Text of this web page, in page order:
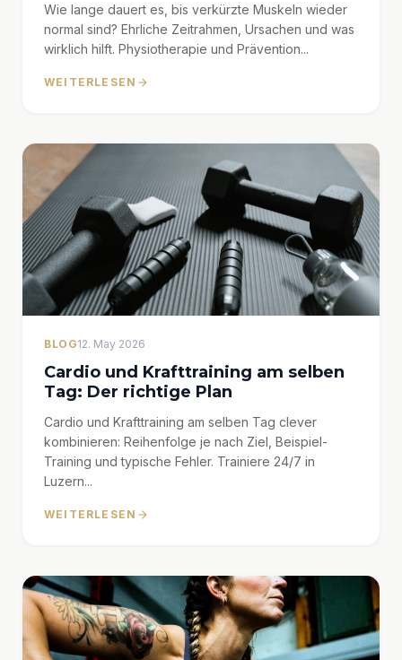
Wie lange dauert es, bis verkürzte Muskeln wieder
normal sind? Ehrliche Zeitrahmen, Ursachen und was
wirklich hilft. Physiotherapie und Prävention...
WEITERLESEN arrow_forward
BLOG12. May 2026
Cardio und Krafttraining am selben
Tag: Der richtige Plan
Cardio und Krafttraining am selben Tag clever
kombinieren: Reihenfolge je nach Ziel, Beispiel-
Training und typische Fehler. Trainiere 24/7 in
Luzern...
WEITERLESEN arrow_forward